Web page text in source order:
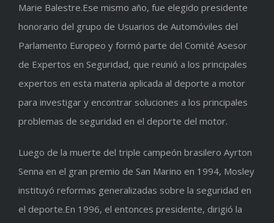
Marie Balestre.Ese mismo año, fue elegido presidente
honorario del grupo de Usuarios de Automóviles del
Parlamento Europeo y formó parte del Comité Asesor
de Expertos en Seguridad, que reunió a los principales
expertos en esta materia aplicada al deporte a motor
para investigar y encontrar soluciones a los principales
problemas de seguridad en el deporte del motor.
Luego de la muerte del triple campeón brasilero Ayrton
Senna en el gran premio de San Marino en 1994, Mosley
instituyó reformas generalizadas sobre la seguridad en
el deporte.En 1996, el entonces presidente, dirigió la